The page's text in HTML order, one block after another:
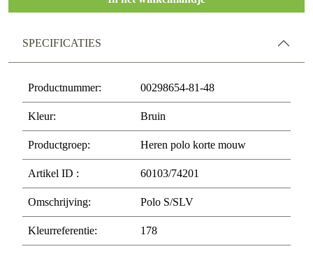
SPECIFICATIES
Productnummer: 00298654-81-48
Kleur: Bruin
Productgroep: Heren polo korte mouw
Artikel ID : 60103/74201
Omschrijving: Polo S/SLV
Kleurreferentie: 178